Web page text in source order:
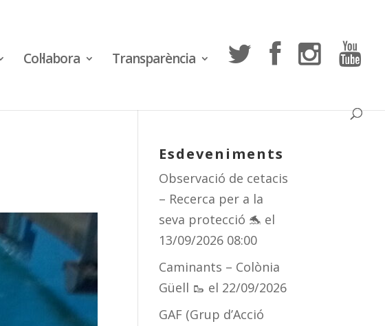
Col·labora Transparència
Esdeveniments
Observació de cetacis
– Recerca per a la
seva protecció 🐬 el
13/09/2026 08:00
Caminants – Colònia
Güell 🥾 el 22/09/2026
GAF (Grup d’Acció